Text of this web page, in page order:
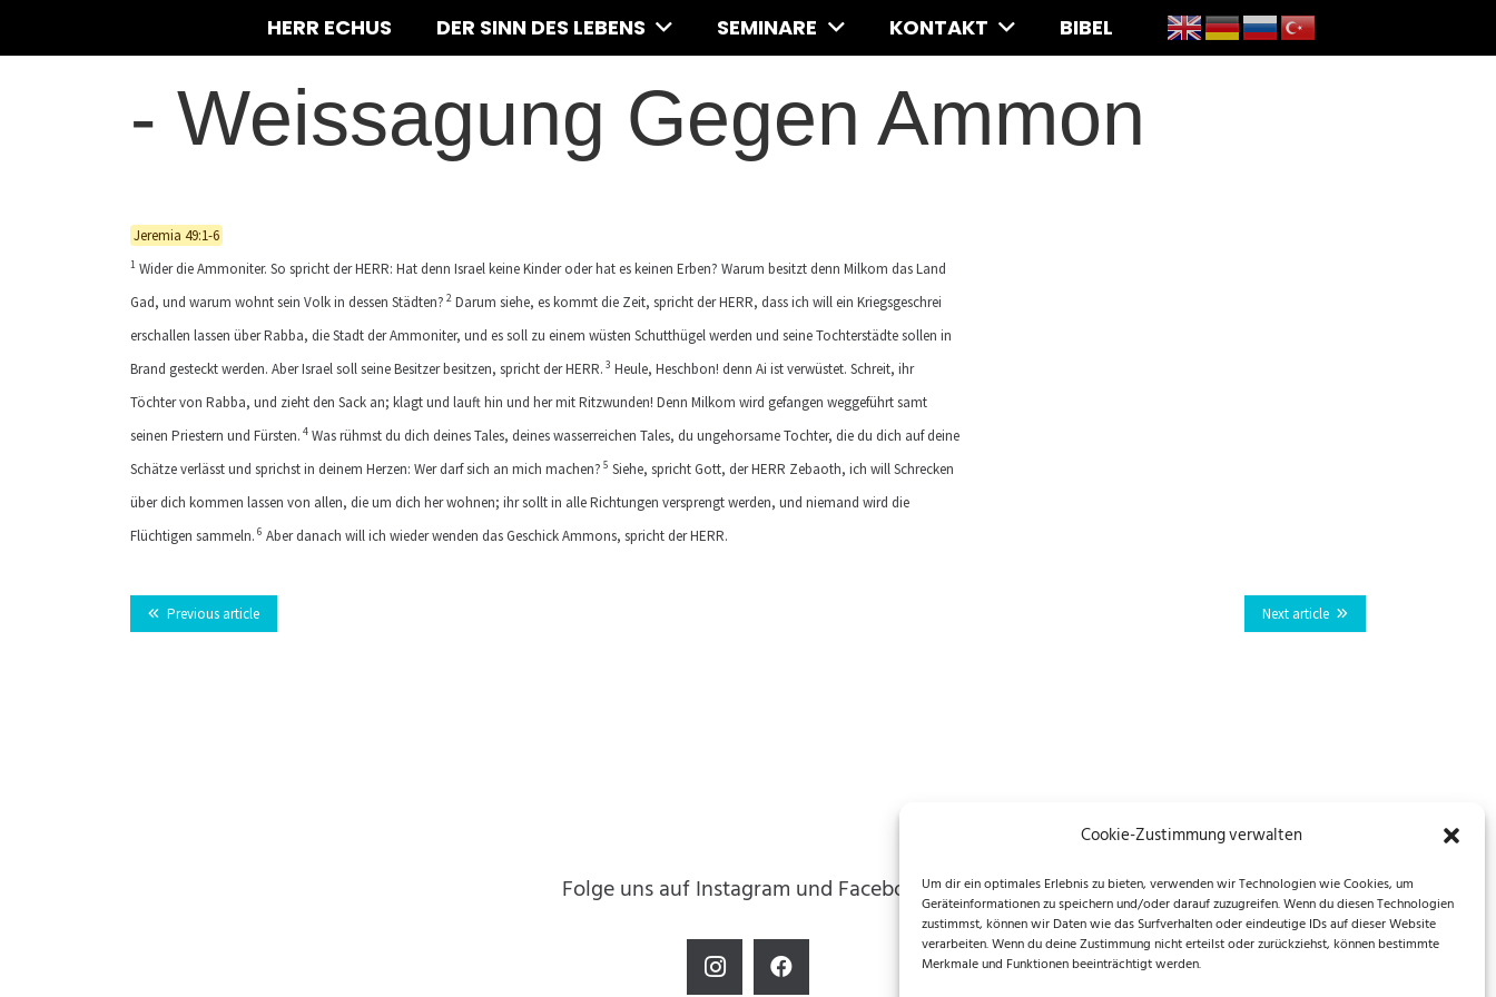
Cookie-Zustimmung verwalten
Um dir ein optimales Erlebnis zu bieten, verwenden wir Technologien wie Cookies, um
Geräteinformationen zu speichern und/oder darauf zuzugreifen. Wenn du diesen Technologien
zustimmst, können wir Daten wie das Surfverhalten oder eindeutige IDs auf dieser Website
verarbeiten. Wenn du deine Zustimmung nicht erteilst oder zurückziehst, können bestimmte
Merkmale und Funktionen beeinträchtigt werden.
HERR ECHUS DER SINN DES LEBENS SEMINARE KONTAKT BIBEL
- Weissagung Gegen Ammon
Jeremia 49:1-6
1 Wider die Ammoniter. So spricht der HERR: Hat denn Israel keine Kinder oder hat es keinen Erben? Warum besitzt denn Milkom das Land
Gad, und warum wohnt sein Volk in dessen Städten? 2 Darum siehe, es kommt die Zeit, spricht der HERR, dass ich will ein Kriegsgeschrei
erschallen lassen über Rabba, die Stadt der Ammoniter, und es soll zu einem wüsten Schutthügel werden und seine Tochterstädte sollen in
Brand gesteckt werden. Aber Israel soll seine Besitzer besitzen, spricht der HERR. 3 Heule, Heschbon! denn Ai ist verwüstet. Schreit, ihr
Töchter von Rabba, und zieht den Sack an; klagt und lauft hin und her mit Ritzwunden! Denn Milkom wird gefangen weggeführt samt
seinen Priestern und Fürsten. 4 Was rühmst du dich deines Tales, deines wasserreichen Tales, du ungehorsame Tochter, die du dich auf deine
Schätze verlässt und sprichst in deinem Herzen: Wer darf sich an mich machen? 5 Siehe, spricht Gott, der HERR Zebaoth, ich will Schrecken
über dich kommen lassen von allen, die um dich her wohnen; ihr sollt in alle Richtungen versprengt werden, und niemand wird die
Flüchtigen sammeln. 6 Aber danach will ich wieder wenden das Geschick Ammons, spricht der HERR.
Next article
Previous article
Folge uns auf Instagram und Facebook!